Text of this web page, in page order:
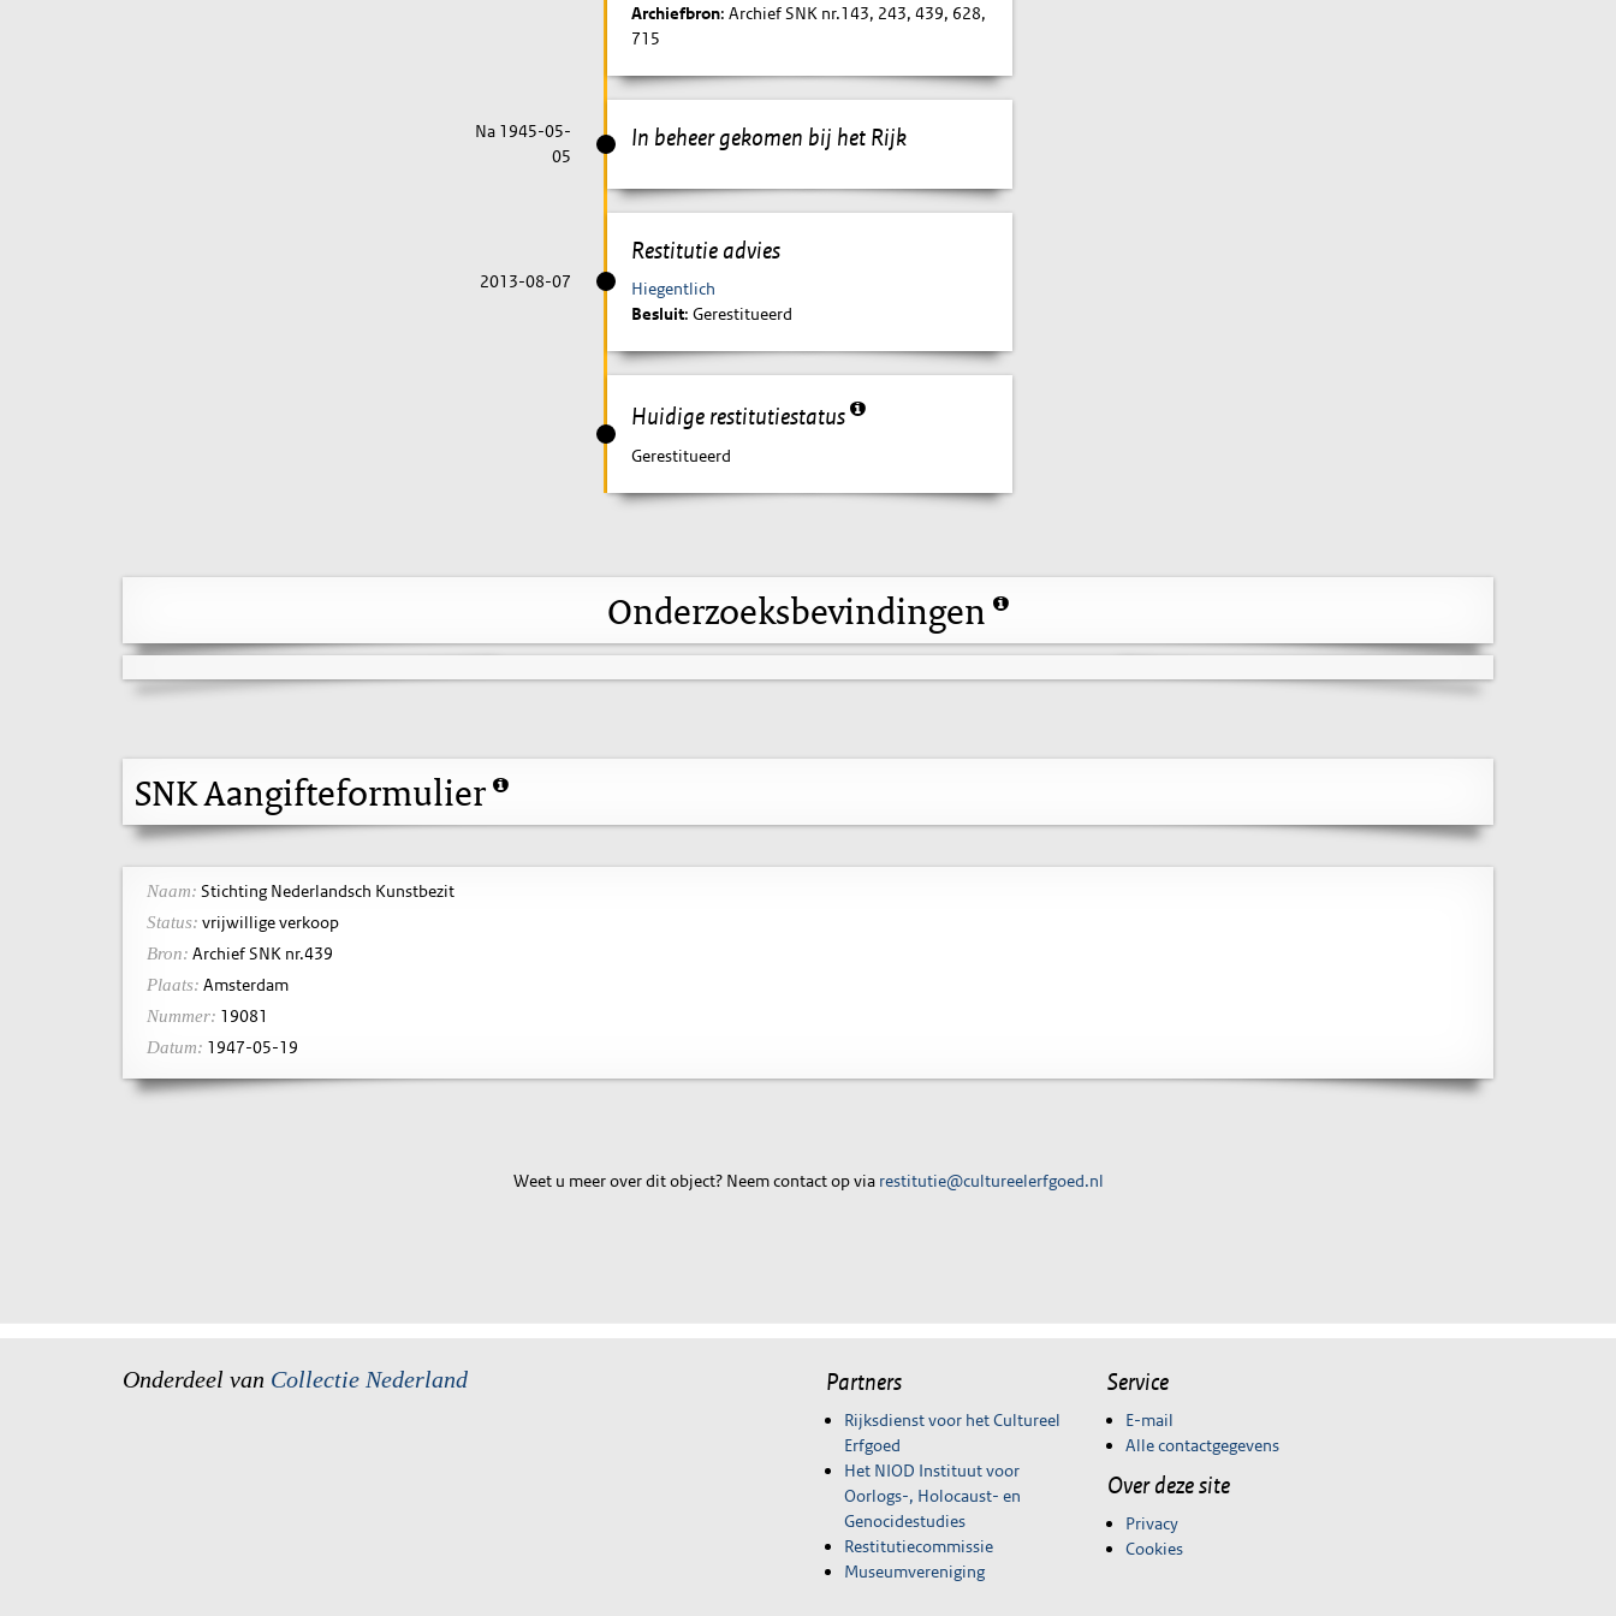
Archiefbron: Archief SNK nr.143, 243, 439, 628,
715
In beheer gekomen bij het Rijk
Na 1945-05-
05
Restitutie advies
2013-08-07
Hiegentlich
Besluit: Gerestitueerd
Huidige restitutiestatus
Gerestitueerd
Onderzoeksbevindingen
SNK Aangifteformulier
Naam: Stichting Nederlandsch Kunstbezit
Status: vrijwillige verkoop
Bron: Archief SNK nr.439
Plaats: Amsterdam
Nummer: 19081
Datum: 1947-05-19
Weet u meer over dit object? Neem contact op via restitutie@cultureelerfgoed.nl
Onderdeel van Collectie Nederland Partners
Rijksdienst voor het Cultureel
Erfgoed
Het NIOD Instituut voor
Oorlogs-, Holocaust- en
Genocidestudies
Restitutiecommissie
Museumvereniging
Service
E-mail
Alle contactgegevens
Over deze site
Privacy
Cookies